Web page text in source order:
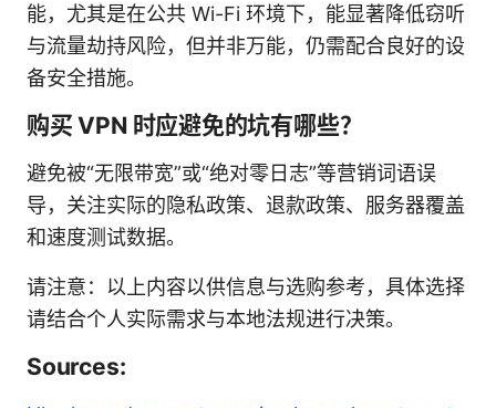
能，尤其是在公共 Wi-Fi 环境下，能显著降低窃听
与流量劫持风险，但并非万能，仍需配合良好的设
备安全措施。
购买 VPN 时应避免的坑有哪些？
避免被“无限带宽”或“绝对零日志”等营销词语误
导，关注实际的隐私政策、退款政策、服务器覆盖
和速度测试数据。
请注意：以上内容以供信息与选购参考，具体选择
请结合个人实际需求与本地法规进行决策。
Sources: